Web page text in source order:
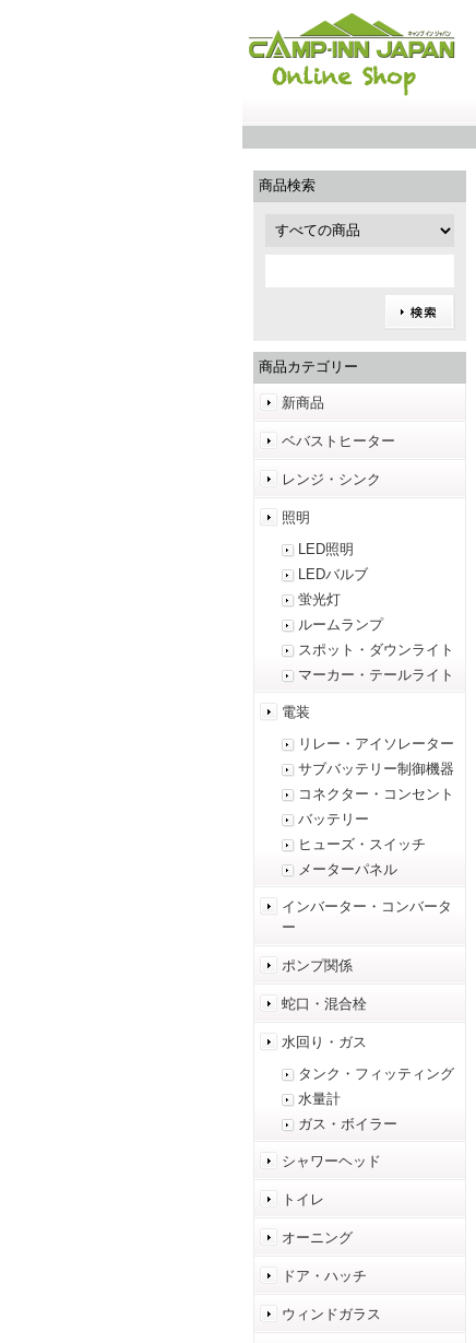
商品検索
商品カテゴリー
新商品
ベバストヒーター
レンジ・シンク
照明
LED照明
LEDバルブ
蛍光灯
ルームランプ
スポット・ダウンライト
マーカー・テールライト
電装
リレー・アイソレーター
サブバッテリー制御機器
コネクター・コンセント
バッテリー
ヒューズ・スイッチ
メーターパネル
インバーター・コンバータ
ー
ポンプ関係
蛇口・混合栓
水回り・ガス
タンク・フィッティング
水量計
ガス・ボイラー
シャワーヘッド
トイレ
オーニング
ドア・ハッチ
ウィンドガラス